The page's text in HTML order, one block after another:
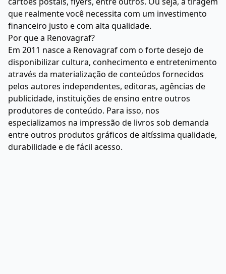
que realmente você necessita com um investimento
financeiro justo e com alta qualidade.
Por que a Renovagraf?
Em 2011 nasce a Renovagraf com o forte desejo de
disponibilizar cultura, conhecimento e entretenimento
através da materialização de conteúdos fornecidos
pelos autores independentes, editoras, agências de
publicidade, instituições de ensino entre outros
produtores de conteúdo. Para isso, nos
especializamos na impressão de livros sob demanda
entre outros produtos gráficos de altíssima qualidade,
durabilidade e de fácil acesso.